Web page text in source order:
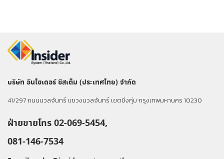
บริษัท อินไซเดอร์ ซิสเต็ม (ประเทศไทย) จำกัด
41/297 ถนนนวลจันทร์ แขวงนวลจันทร์ เขตบึงกุ่ม กรุงเทพมหานคร 10230
ฝ่ายขายโทร 02-069-5454,
081-146-7534